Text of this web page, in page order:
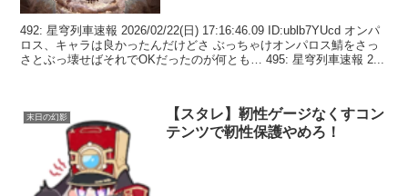
492: 星穹列車速報 2026/02/22(日) 17:16:46.09 ID:ublb7YUcd オンパ
ロス、キャラは良かったんだけどさ ぶっちゃけオンパロス鯖をさっ
さとぶっ壊せばそれでOKだったのが何とも… 495: 星穹列車速報 2...
末日の幻影
【スタレ】靭性ゲージなくすコン
テンツで靭性保護やめろ！